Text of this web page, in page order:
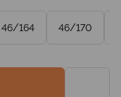
46/164 46/170